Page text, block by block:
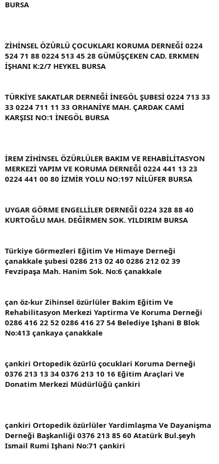
BURSA
ZİHİNSEL ÖZÜRLÜ ÇOCUKLARI KORUMA DERNEĞİ 0224
524 71 88 0224 513 45 28 GÜMÜŞÇEKEN CAD. ERKMEN
İŞHANI K:2/7 HEYKEL BURSA
TÜRKİYE SAKATLAR DERNEĞİ İNEGÖL ŞUBESİ 0224 713 33
33 0224 711 11 33 ORHANİYE MAH. ÇARDAK CAMİ
KARŞISI NO:1 İNEGÖL BURSA
İREM ZİHİNSEL ÖZÜRLÜLER BAKIM VE REHABİLİTASYON
MERKEZİ YAPIM VE KORUMA DERNEĞİ 0224 441 13 23
0224 441 00 80 İZMİR YOLU NO:197 NİLÜFER BURSA
UYGAR GÖRME ENGELLİLER DERNEĞİ 0224 328 88 40
KURTOĞLU MAH. DEĞİRMEN SOK. YILDIRIM BURSA
Türkiye Görmezleri Eğitim Ve Himaye Derneği
çanakkale şubesi 0286 213 02 40 0286 212 02 39
Fevzipaşa Mah. Hanim Sok. No:6 çanakkale
çan öz-kur Zihinsel özürlüler Bakim Eğitim Ve
Rehabilitasyon Merkezi Yaptirma Ve Koruma Derneği
0286 416 22 52 0286 416 27 54 Belediye Işhani B Blok
No:413 çankaya çanakkale
çankiri Ortopedik özürlü çocuklari Koruma Derneği
0376 213 13 34 0376 213 10 16 Eğitim Araçlari Ve
Donatim Merkezi Müdürlüğü çankiri
çankiri Ortopedik özürlüler Yardimlaşma Ve Dayanişma
Derneği Başkanliği 0376 213 85 60 Atatürk Bul.şeyh
Ismail Rumi Işhani No:71 çankiri